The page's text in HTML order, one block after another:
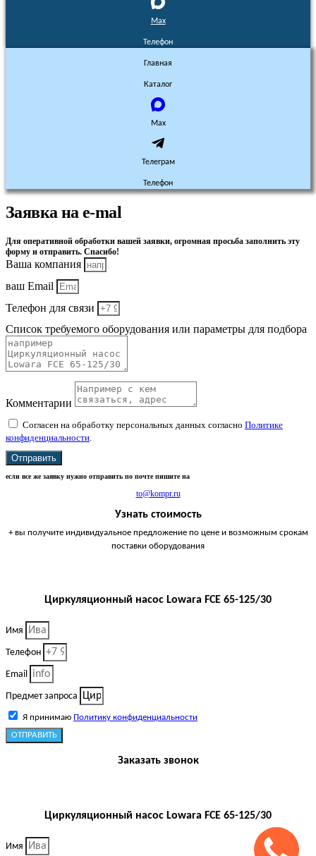
Max
Телефон
Главная
Каталог
Max
Телеграм
Телефон
Заявка на e-mal
Для оперативной обработки вашей заявки, огромная просьба заполнить эту
форму и отправить. Спасибо!
Ваша компания
ваш Email
Телефон для связи
Список требуемого оборудования или параметры для подбора
Комментарии
Согласен на обработку персональных данных согласно Политике
конфиденциальности
Отправить
если все же заявку нужно отправить по почте пишите на
to@kompr.ru
Узнать стоимость
+ вы получите индивидуальное предложение по цене и возможным срокам
поставки оборудования
Циркуляционный насос Lowara FCE 65-125/30
Имя
Телефон
Email
Предмет запроса
Я принимаю Политику конфиденциальности
ОТПРАВИТЬ
Заказать звонок
Циркуляционный насос Lowara FCE 65-125/30
Имя